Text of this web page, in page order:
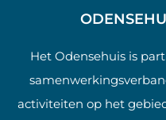
Het Odensehuis is
activiteiten op het